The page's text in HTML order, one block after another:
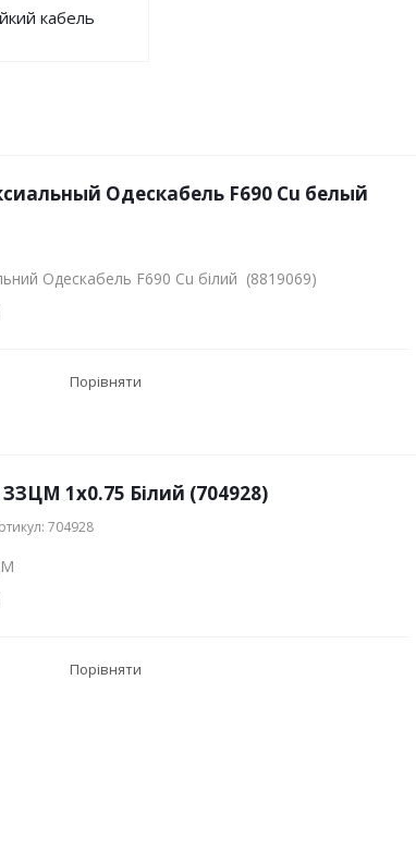
кабель
Одескабель F690 Cu белый
Одескабель F690 Cu білий (8819069)
Порівняти
1x0.75 Білий (704928)
704928
Порівняти